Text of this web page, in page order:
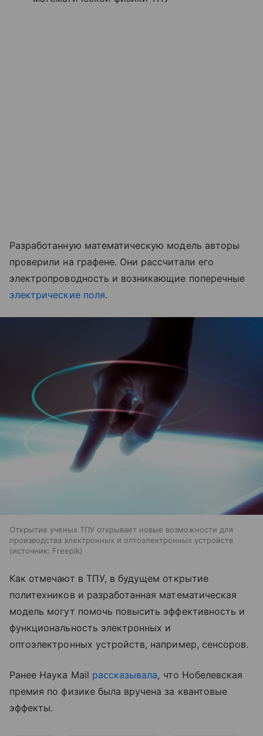
Разработанную математическую модель авторы
проверили на графене. Они рассчитали его
электропроводность и возникающие поперечные
электрические поля.
Открытие ученых ТПУ открывает новые возможности для
производства электронных и оптоэлектронных устройств
источник: Freepik
Как отмечают в ТПУ, в будущем открытие
политехников и разработанная математическая
модель могут помочь повысить эффективность и
функциональность электронных и
оптоэлектронных устройств, например, сенсоров.
Ранее Наука Mail рассказывала, что Нобелевская
премия по физике была вручена за квантовые
эффекты.